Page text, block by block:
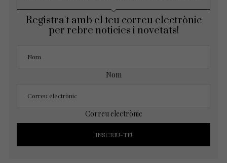
Registra't amb el teu correu electrònic
per rebre noticies i novetats!
Nom
Correu electrònic